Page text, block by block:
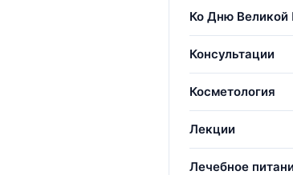
Ко Дню Великой
Консультации
Косметология
Лекции
Лечебное